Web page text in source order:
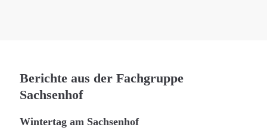
Berichte aus der Fachgruppe
Sachsenhof
Wintertag am Sachsenhof